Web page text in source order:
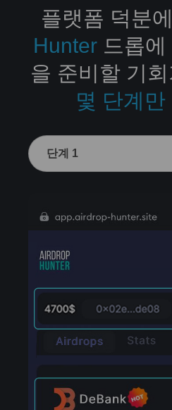
플랫폼 덕분에
Hunter드롭에
을 준비할 기
몇 단계만
단계 1